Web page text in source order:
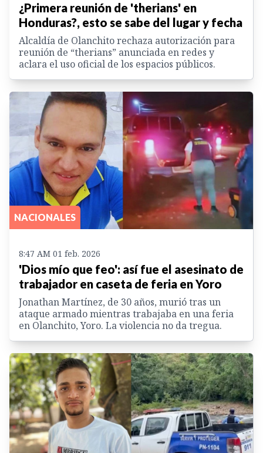
¿Primera reunión de 'therians' en
Honduras?, esto se sabe del lugar y fecha
Alcaldía de Olanchito rechaza autorización para
reunión de “therians” anunciada en redes y
aclara el uso oficial de los espacios públicos.
NACIONALES
8:47 AM 01 feb. 2026
'Dios mío que feo': así fue el asesinato de
trabajador en caseta de feria en Yoro
Jonathan Martínez, de 30 años, murió tras un
ataque armado mientras trabajaba en una feria
en Olanchito, Yoro. La violencia no da tregua.